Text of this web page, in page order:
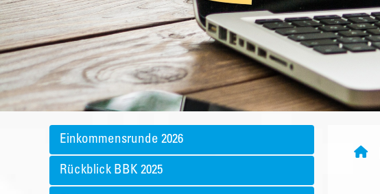
Einkommensrunde 2026
Rückblick BBK 2025